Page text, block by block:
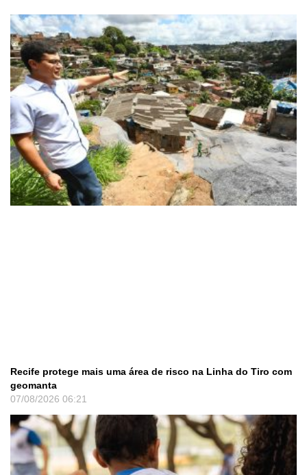
Recife protege mais uma área de risco na Linha do Tiro com
geomanta
07/08/2026 06:21